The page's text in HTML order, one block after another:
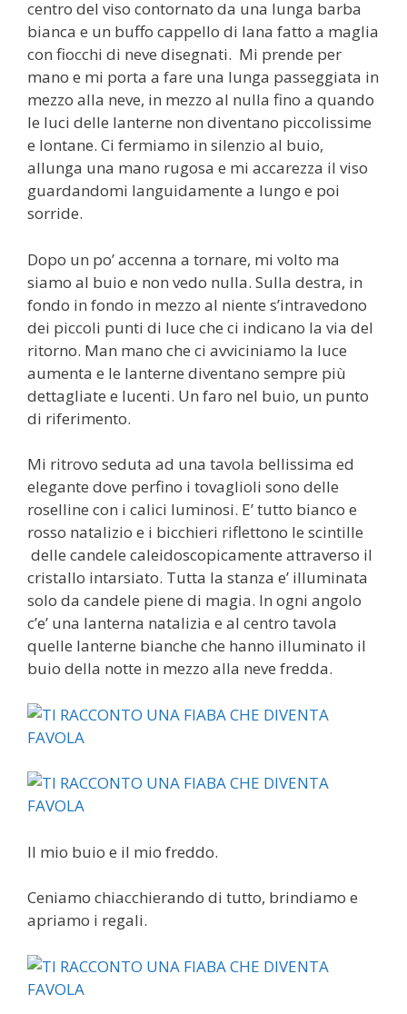
centro del viso contornato da una lunga barba
bianca e un buffo cappello di lana fatto a maglia
con fiocchi di neve disegnati. Mi prende per
mano e mi porta a fare una lunga passeggiata in
mezzo alla neve, in mezzo al nulla fino a quando
le luci delle lanterne non diventano piccolissime
e lontane. Ci fermiamo in silenzio al buio,
allunga una mano rugosa e mi accarezza il viso
guardandomi languidamente a lungo e poi
sorride.
Dopo un po’ accenna a tornare, mi volto ma
siamo al buio e non vedo nulla. Sulla destra, in
fondo in fondo in mezzo al niente s’intravedono
dei piccoli punti di luce che ci indicano la via del
ritorno. Man mano che ci avviciniamo la luce
aumenta e le lanterne diventano sempre più
dettagliate e lucenti. Un faro nel buio, un punto
di riferimento.
Mi ritrovo seduta ad una tavola bellissima ed
elegante dove perfino i tovaglioli sono delle
roselline con i calici luminosi. E’ tutto bianco e
rosso natalizio e i bicchieri riflettono le scintille
delle candele caleidoscopicamente attraverso il
cristallo intarsiato. Tutta la stanza e’ illuminata
solo da candele piene di magia. In ogni angolo
c’e’ una lanterna natalizia e al centro tavola
quelle lanterne bianche che hanno illuminato il
buio della notte in mezzo alla neve fredda.
Il mio buio e il mio freddo.
Ceniamo chiacchierando di tutto, brindiamo e
apriamo i regali.